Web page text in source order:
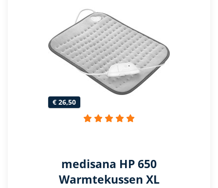
€ 26,50
medisana HP 650
Warmtekussen XL